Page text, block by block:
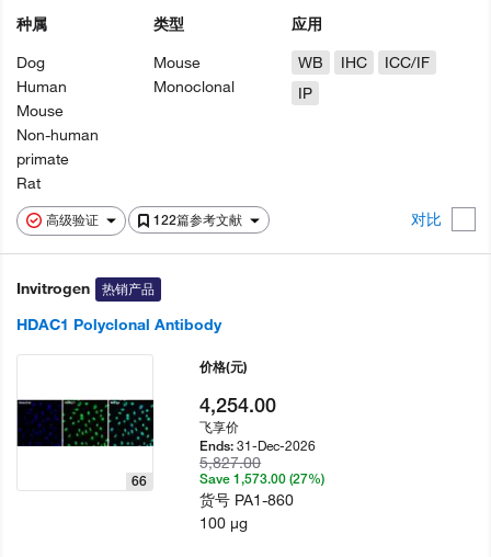
高级验证 122篇参考文献 对比
种属
Dog
Human
Mouse
Non-human
primate
Rat
类型
Mouse
Monoclonal
应用
WB
IHC
ICC/IF
IP
Invitrogen 热销产品
HDAC1 Polyclonal Antibody
66
价格(元)
4,254.00
飞享价
Ends:31-Dec-2026
5,827.00
Save 1,573.00 (27%)
货号 PA1-860
100 µg